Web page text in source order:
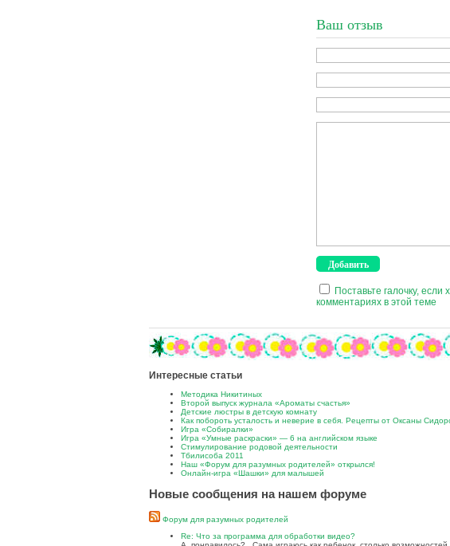
Ваш отзыв
Поставьте галочку,
комментариях в этой теме
Интересные статьи
Методика Никитиных
Второй выпуск журнала «Ароматы счастья»
Детские люстры в детскую комнату
Как побороть усталость и неверие в себя. Рецепты от Оксаны
Игра «Собиралки»
Игра «Умные раскраски» — 6 на английском языке
Стимулирование родовой деятельности
Тбилисоба 2011
Наш «Форум для разумных родителей» открылся!
Онлайн-игра «Шашки» для малышей
Новые сообщения на нашем форуме
Форум для разумных родителей
Re: Что за программа для обработки видео?